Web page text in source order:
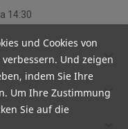
14:30
keyboard_arrow_down
keyboard_arrow_down
und Cookies von
Und zeigen
indem Sie Ihre
Um Ihre Zustimmung
Sie auf die